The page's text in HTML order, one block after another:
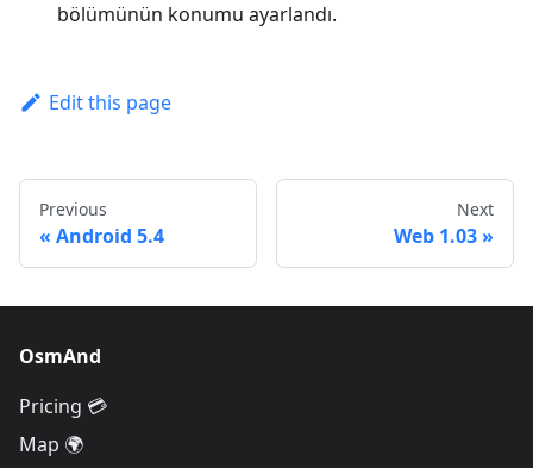
bölümünün konumu ayarlandı.
Edit this page
Previous
Android 5.4
Next
Web 1.03
OsmAnd
Pricing 💳
Map 🌍